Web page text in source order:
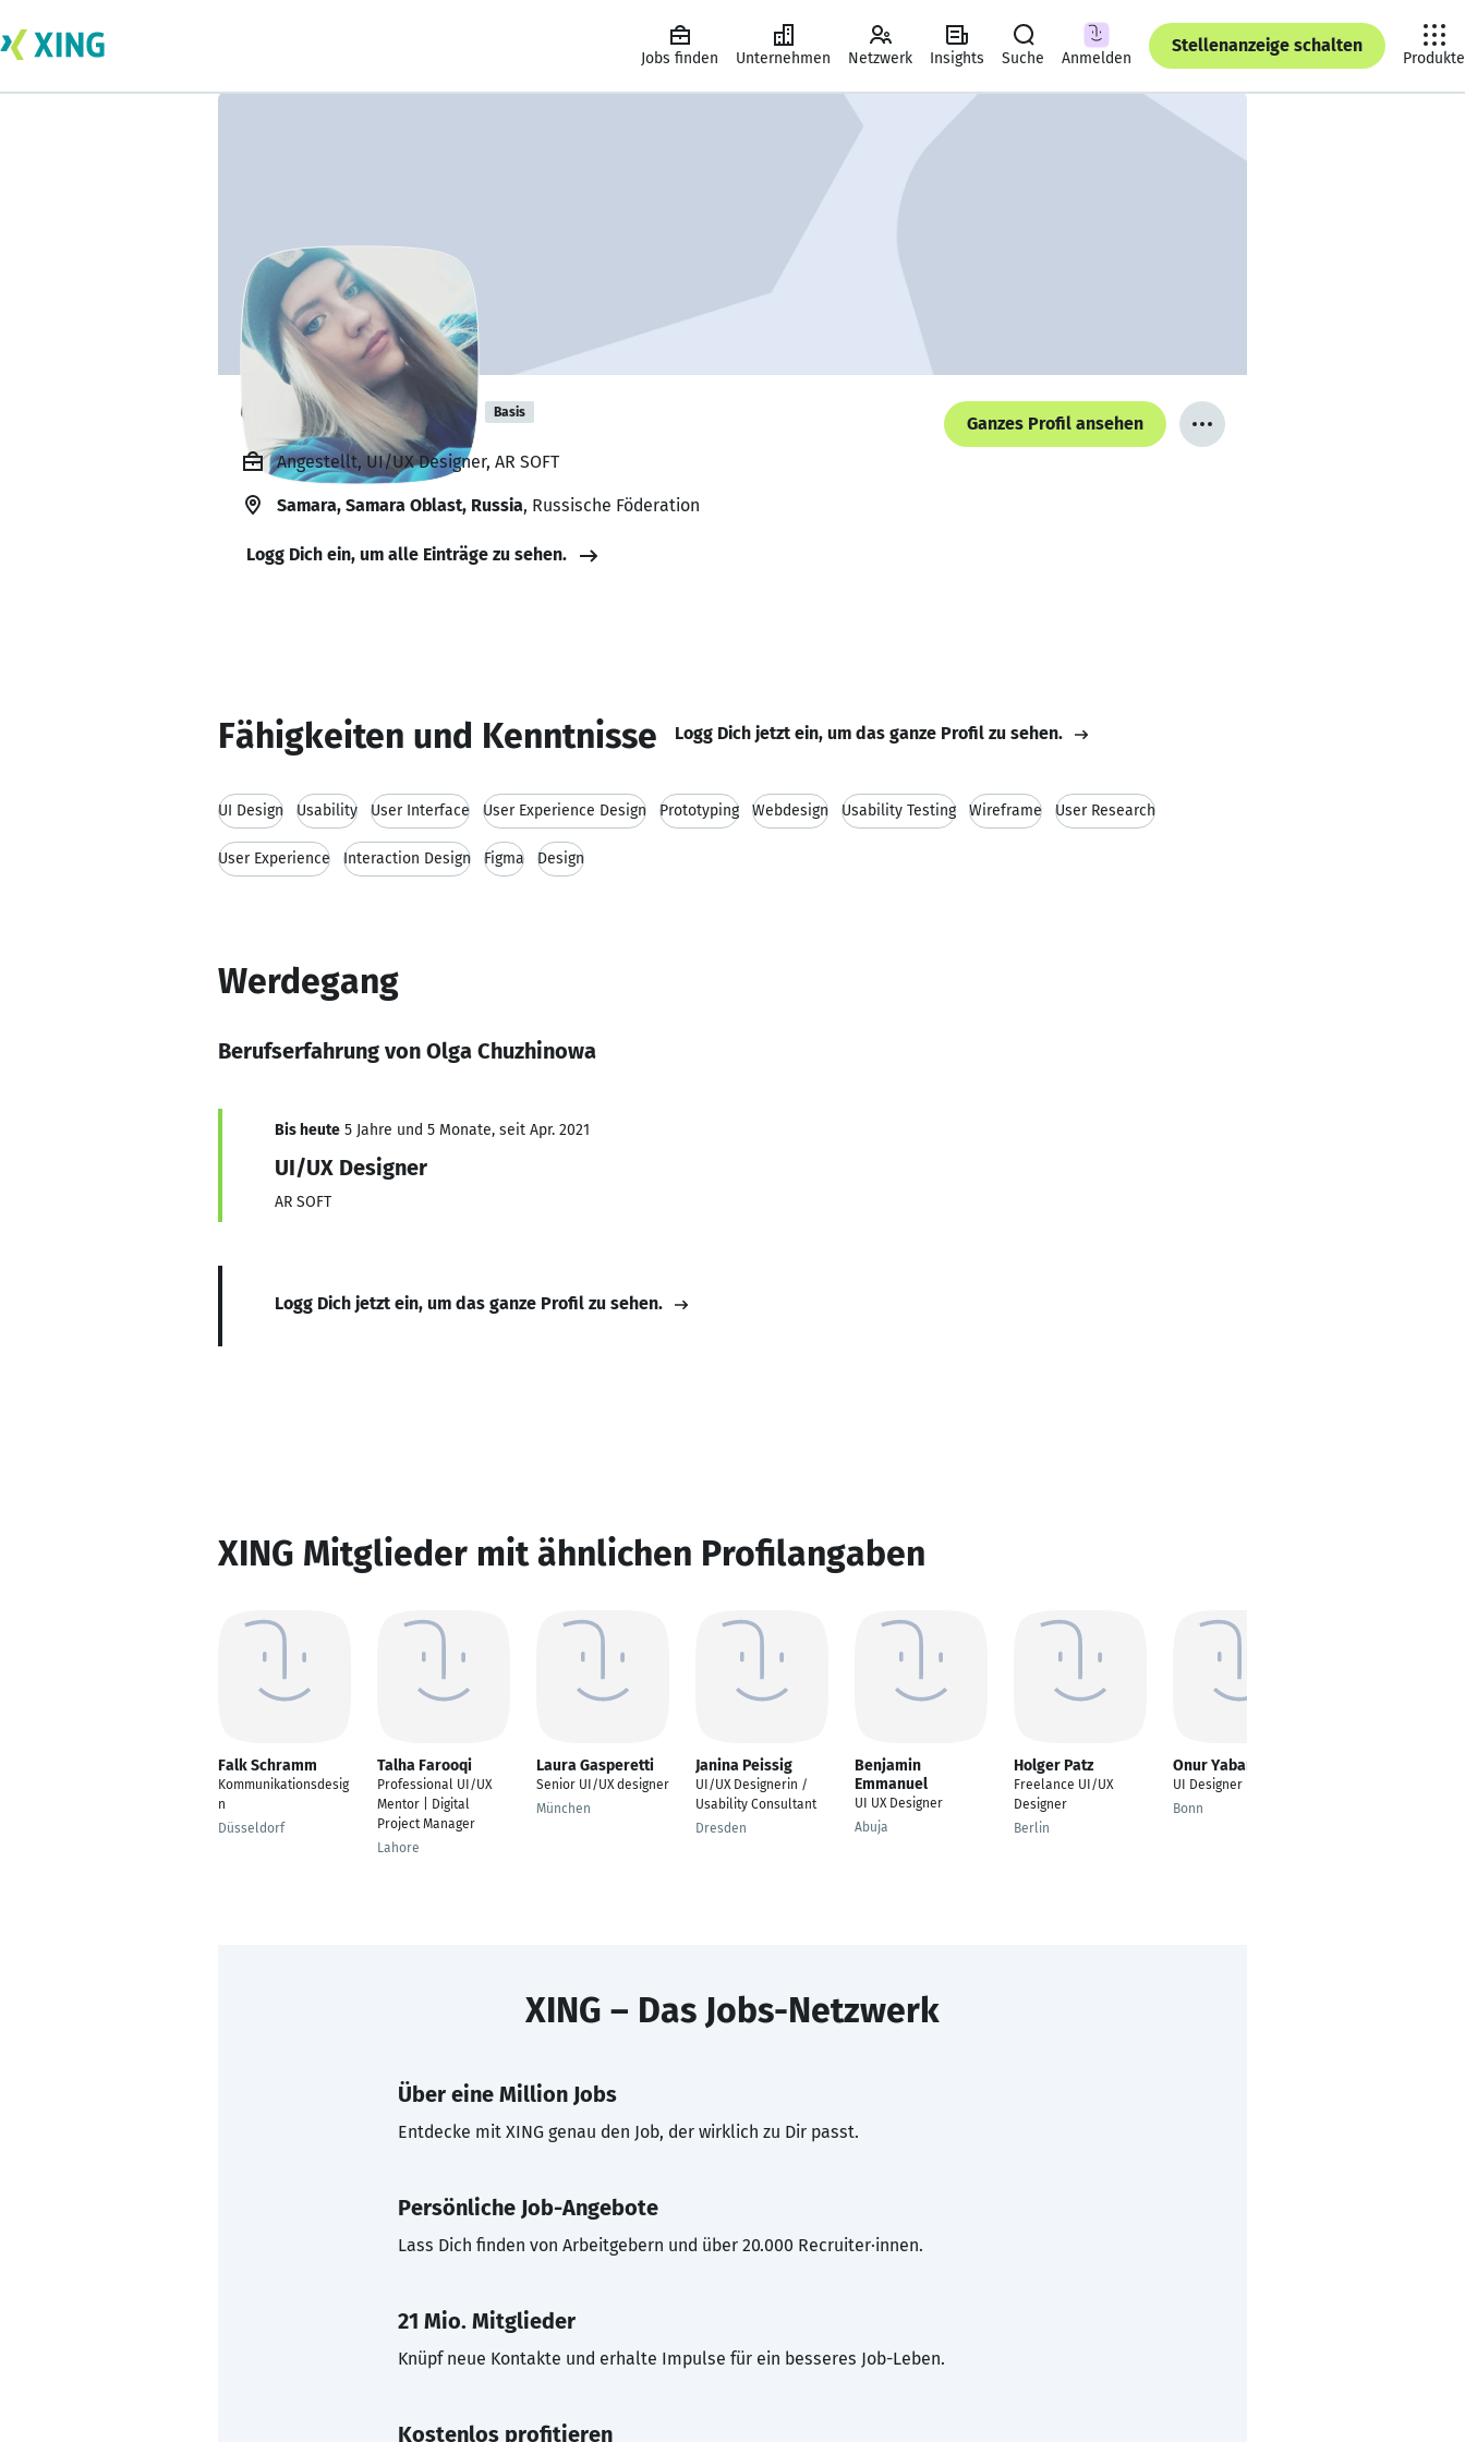
Jobs finden Unternehmen Netzwerk Insights Suche Anmelden
Stellenanzeige schalten
Produkte
Olga Chuzhinowa Basis
Ganzes Profil ansehen
Angestellt, UI/UX Designer, AR SOFT
Samara, Samara Oblast, Russia, Russische Föderation
Logg Dich ein, um alle Einträge zu sehen.
Fähigkeiten und Kenntnisse Logg Dich jetzt ein, um das ganze Profil zu sehen.
UI Design Usability User Interface User Experience Design Prototyping Webdesign Usability Testing Wireframe User Research
User Experience Interaction Design Figma Design
Werdegang
Berufserfahrung von Olga Chuzhinowa
Bis heute 5 Jahre und 5 Monate, seit Apr. 2021
UI/UX Designer
AR SOFT
Logg Dich jetzt ein, um das ganze Profil zu sehen.
XING Mitglieder mit ähnlichen Profilangaben
Falk Schramm
Kommunikationsdesig
n
Düsseldorf
Talha Farooqi
Professional UI/UX
Mentor | Digital
Project Manager
Lahore
Laura Gasperetti
Senior UI/UX designer
München
Janina Peissig
UI/UX Designerin /
Usability Consultant
Dresden
Benjamin
Emmanuel
UI UX Designer
Abuja
Holger Patz
Freelance UI/UX
Designer
Berlin
Onur Yabanci
UI Designer
Bonn
XING – Das Jobs-Netzwerk
Über eine Million Jobs
Entdecke mit XING genau den Job, der wirklich zu Dir passt.
Persönliche Job-Angebote
Lass Dich finden von Arbeitgebern und über 20.000 Recruiter·innen.
21 Mio. Mitglieder
Knüpf neue Kontakte und erhalte Impulse für ein besseres Job-Leben.
Kostenlos profitieren